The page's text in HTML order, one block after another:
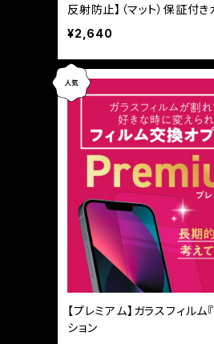
反射防止】（マット）保証付き
ム『鎧』全面フルカバー
¥2,640
【プレミアム】ガラスフィルム
ション